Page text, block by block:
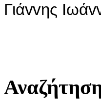
Γιάvvης Iωά